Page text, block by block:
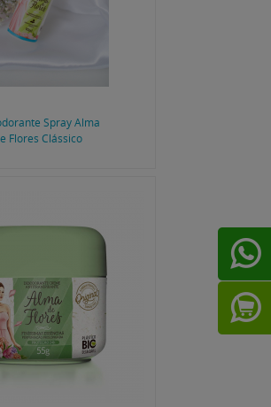
Spray Alma
Flores Clássico